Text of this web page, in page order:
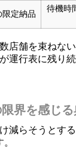
限定納品
待機時
店舗を束ねない
が運行表に残り
界を感じ
減らそうとす